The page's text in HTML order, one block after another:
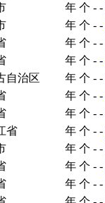
年 个 - -
年 个 - -
年 个 - -
年 个 - -
自治区
年 个 - -
年 个 - -
年 个 - -
省
年 个 - -
年 个 - -
年 个 - -
年 个 - -